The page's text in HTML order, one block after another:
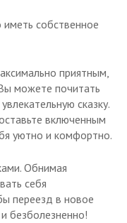
собственное
приятным,
можете почитать
сказку.
включенным
уютно и комфортно.
Обнимая
себя
переезд в новое
безболезненно!